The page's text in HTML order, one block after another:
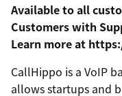
Available to all
Customers with
Learn more at
CallHippo is a VoIP
allows startups and